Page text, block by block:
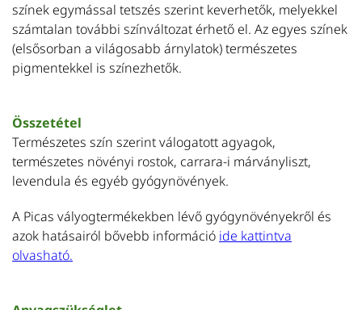
színek egymással tetszés szerint keverhetők, melyekkel
számtalan további színváltozat érhető el. Az egyes színek
(elsősorban a világosabb árnylatok) természetes
pigmentekkel is színezhetők.
Összetétel
Természetes szín szerint válogatott agyagok,
természetes növényi rostok, carrara-i márványliszt,
levendula és egyéb gyógynövények.
A Picas vályogtermékekben lévő gyógynövényekről és
azok hatásairól bővebb információ ide kattintva
olvasható.